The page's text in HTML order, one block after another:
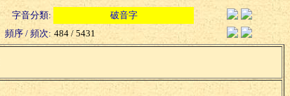
字音分類:
破音字
頻序 / 頻次: 484 / 5431